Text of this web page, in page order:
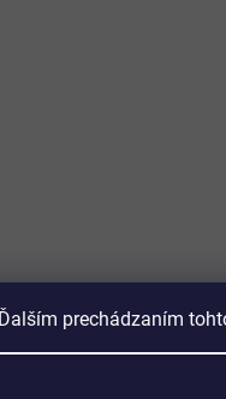
prechádzaním